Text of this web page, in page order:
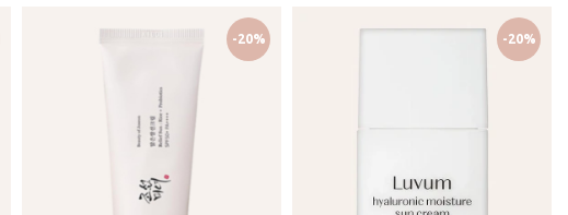
-20% -20%